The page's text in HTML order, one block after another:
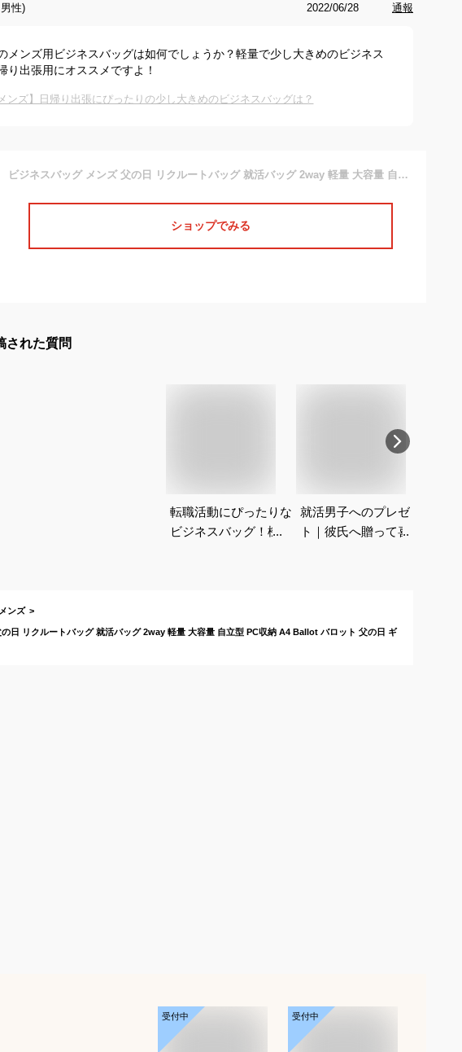
性) 2022/06/28 通報
メンズ用ビジネスバッグは如何でしょうか？軽量で少し大きめのビジネス
り出張用にオススメですよ！
メンズ】日帰り出張にぴったりの少し大きめのビジネスバッグは？
ビジネスバッグ メンズ 父の日 リクルートバッグ 就活バッグ 2way 軽量 大容量 自立型 PC収納 A4 Ballot バロット 父の日 ギフト ラッピング
ショップでみる
された質問
転職活動にぴったりな
ビジネスバッグ！機能
就活男子へのプレゼン
ト｜彼氏へ贈って喜ば
メンズ
の日 リクルートバッグ 就活バッグ 2way 軽量 大容量 自立型 PC収納 A4 Ballot バロット 父の日 ギ
受付中 受付中